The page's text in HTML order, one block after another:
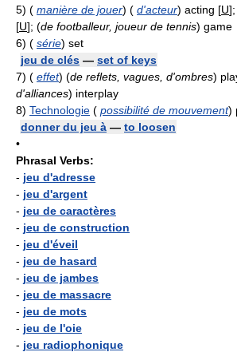
5) ( manière de jouer) ( d'acteur) acting [U
[U]; (de footballeur, joueur de tennis) game
6) ( série) set
jeu de clés — set of keys
7) ( effet) (de reflets, vagues, d'ombres)
d'alliances) interplay
8) Technologie ( possibilité de mouvement)
donner du jeu à — to loosen
•
Phrasal Verbs:
- jeu d'adresse
- jeu d'argent
- jeu de caractères
- jeu de construction
- jeu d'éveil
- jeu de hasard
- jeu de jambes
- jeu de massacre
- jeu de mots
- jeu de l'oie
- jeu radiophonique